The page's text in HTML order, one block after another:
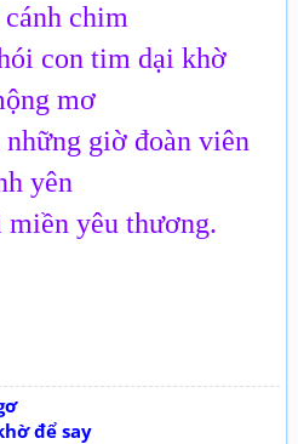
chim
con tim dại khờ
mơ
giờ đoàn viên
yên
yêu thương.
để say